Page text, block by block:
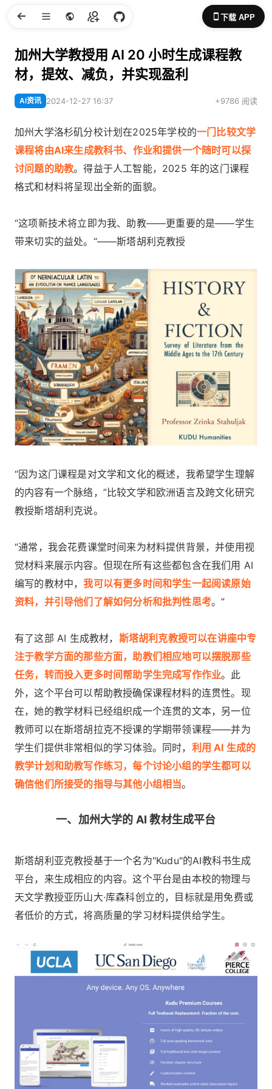
下载 APP
加州大学教授用 AI 20 小时生成课程教
材，提效、减负，并实现盈利
AI资讯 2024-12-27 16:37 +9786 阅读
加州大学洛杉矶分校计划在2025年学校的一门比较文学
课程将由AI来生成教科书、作业和提供一个随时可以探
讨问题的助教。得益于人工智能，2025 年的这门课程
格式和材料将呈现出全新的面貌。
“这项新技术将立即为我、助教——更重要的是——学生
带来切实的益处。“——斯塔胡利克教授
“因为这门课程是对文学和文化的概述，我希望学生理解
的内容有一个脉络，”比较文学和欧洲语言及跨文化研究
教授斯塔胡利克说。
“通常，我会花费课堂时间来为材料提供背景，并使用视
觉材料来展示内容。但现在所有这些都包含在我们用 AI
编写的教材中，我可以有更多时间和学生一起阅读原始
资料，并引导他们了解如何分析和批判性思考。”
有了这部 AI 生成教材， 斯塔胡利克教授可以在讲座中专
注于教学方面的那些方面，助教们相应地可以摆脱那些
任务，转而投入更多时间帮助学生完成写作作业。此
外，这个平台可以帮助教授确保课程材料的连贯性。现
在，她的教学材料已经组织成一个连贯的文本，另一位
教师可以在斯塔胡拉克不授课的学期带领课程——并为
学生们提供非常相似的学习体验。同时， 利用 AI 生成的
教学计划和助教写作练习，每个讨论小组的学生都可以
确信他们所接受的指导与其他小组相当。
一、加州大学的 AI 教材生成平台
斯塔胡利亚克教授基于一个名为"Kudu"的AI教科书生成
平台，来生成相应的内容。这个平台是由本校的物理与
天文学教授亚历山大·库森科创立的，目标就是用免费或
者低价的方式，将高质量的学习材料提供给学生。